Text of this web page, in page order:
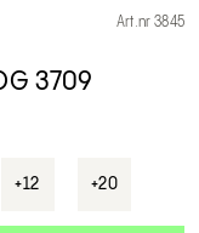
Art.nr 3845
3709
+12 +20